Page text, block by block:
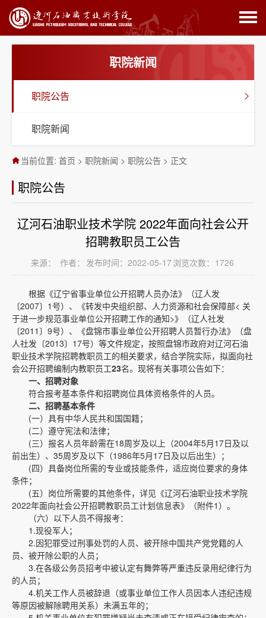
职院新闻
职院公告
职院新闻
当前位置:首页 >职院新闻 >职院公告 > 正文
职院公告
辽河石油职业技术学院 2022年面向社会公开
招聘教职员工公告
来源： 作者： 发布时间：2022-05-17浏览次数： 1726
根据《辽宁省事业单位公开招聘人员办法》（辽人发
〔2007〕1号）、《转发中央组织部、人力资源和社会保障部< 关
于进一步规范事业单位公开招聘工作的通知>》（辽人社发
〔2011〕9号）、《盘锦市事业单位公开招聘人员暂行办法》（盘
人社发〔2013〕17号）等文件规定，按照盘锦市政府对辽河石油
职业技术学院招聘教职员工的相关要求，结合学院实际，拟面向社
会公开招聘编制内教职员工23名。现将有关事项公告如下：
一、招聘对象
符合报考基本条件和招聘岗位具体资格条件的人员。
二、招聘基本条件
(一）具有中华人民共和国国籍；
(二）遵守宪法和法律；
(三）报名人员年龄需在18周岁及以上（2004年5月17日及以
前出生）、35周岁及以下（1986年5月17日及以后出生）；
(四）具备岗位所需的专业或技能条件，适应岗位要求的身体
条件；
(五）岗位所需要的其他条件，详见《辽河石油职业技术学院
2022年面向社会公开招聘教职员工计划信息表》（附件1）。
（六）以下人员不得报考：
1.现役军人；
2.因犯罪受过刑事处罚的人员、被开除中国共产党党籍的人
员、被开除公职的人员；
3.在各级公务员招考中被认定有舞弊等严重违反录用纪律行为
的人员；
4.机关工作人员被辞退（或事业单位工作人员因本人违纪违规
等原因被解除聘用关系）未满五年的；